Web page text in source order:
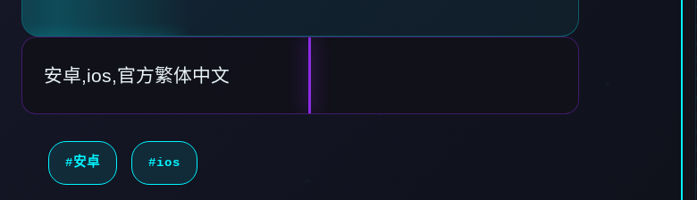
安卓,ios,官方繁体中文
#安卓 #ios